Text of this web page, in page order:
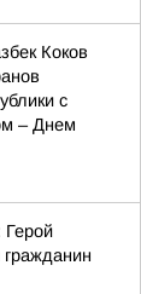
Коков
с
– Днем